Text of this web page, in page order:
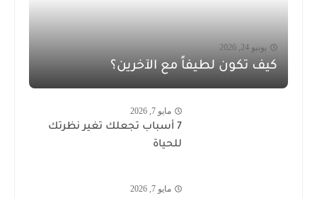
يونيو 24, 2026
كيف تكون لطيفاً مع الآخرين؟
مايو 7, 2026
7 أسباب تجعلك تغير نظرتك
للحياة
مايو 7, 2026